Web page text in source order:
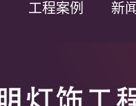
工程案例 新